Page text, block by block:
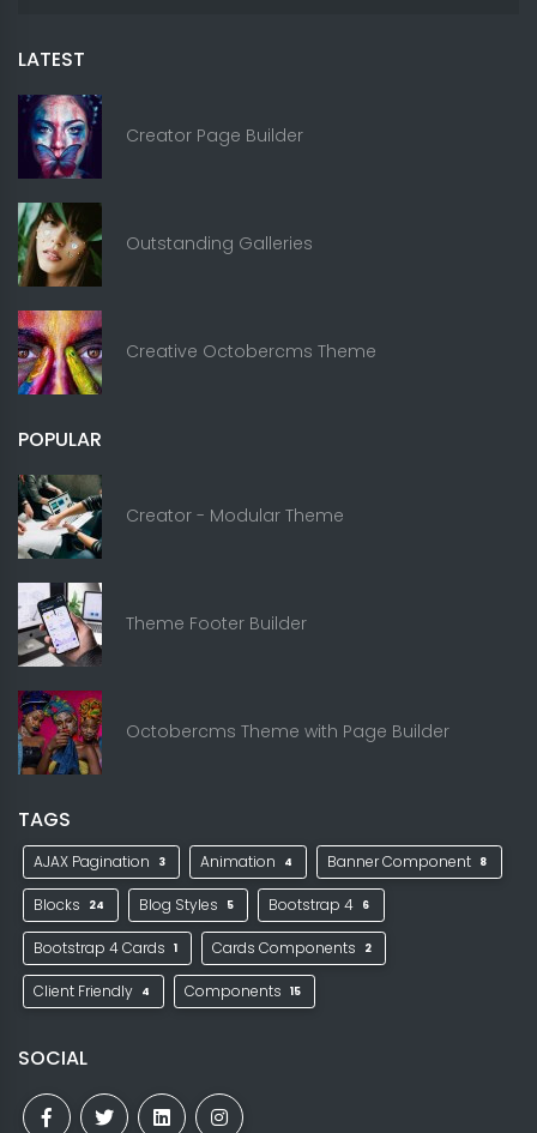
LATEST
Creator Page Builder
Outstanding Galleries
Creative Octobercms Theme
POPULAR
Creator - Modular Theme
Theme Footer Builder
Octobercms Theme with Page Builder
TAGS
AJAX Pagination 3 Animation 4 Banner Component 8
Blocks 24 Blog Styles 5 Bootstrap 4 6
Bootstrap 4 Cards 1 Cards Components 2
Client Friendly 4 Components 15
SOCIAL